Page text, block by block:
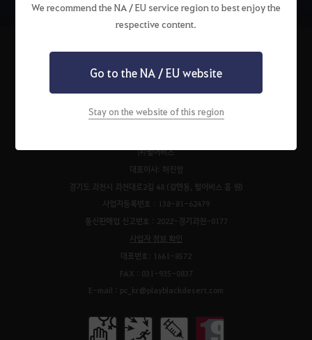
We recommend the NA / EU service region to best enjoy the
respective content.
Go to the NA / EU website
Stay on the website of this region
펄어비스 서비스 이용약관 검은사막 서비스 이용약관 개인정보처리방침
쿠키 정책
㈜펄어비스
대표이사: 허진영
경기도 과천시 과천대로2길 48 (갈현동, 펄어비스 홈 원)
사업자등록번호 : 138-81-62479
통신판매업 신고번호 : 2022-경기과천-0177
사업자 정보 확인
대표번호: 1661-8572
FAX : 031-935-0837
E-mail : pc_kr@playblackdesert.com